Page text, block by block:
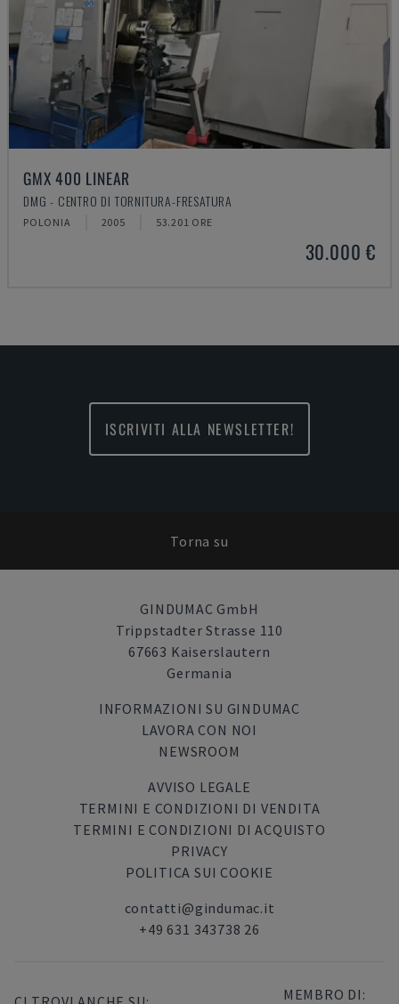
GMX 400 LINEAR
DMG - CENTRO DI TORNITURA-FRESATURA
POLONIA 2005 53.201 ORE
30.000 €
ISCRIVITI ALLA NEWSLETTER!
Torna su
GINDUMAC GmbH
Trippstadter Strasse 110
67663 Kaiserslautern
Germania
INFORMAZIONI SU GINDUMAC
LAVORA CON NOI
NEWSROOM
AVVISO LEGALE
TERMINI E CONDIZIONI DI VENDITA
TERMINI E CONDIZIONI DI ACQUISTO
PRIVACY
POLITICA SUI COOKIE
contatti@gindumac.it
+49 631 343738 26
MEMBRO DI: